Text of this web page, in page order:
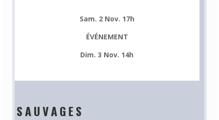
Sam. 2 Nov. 17h
ÉVÉNEMENT
Dim. 3 Nov. 14h
SAUVAGES